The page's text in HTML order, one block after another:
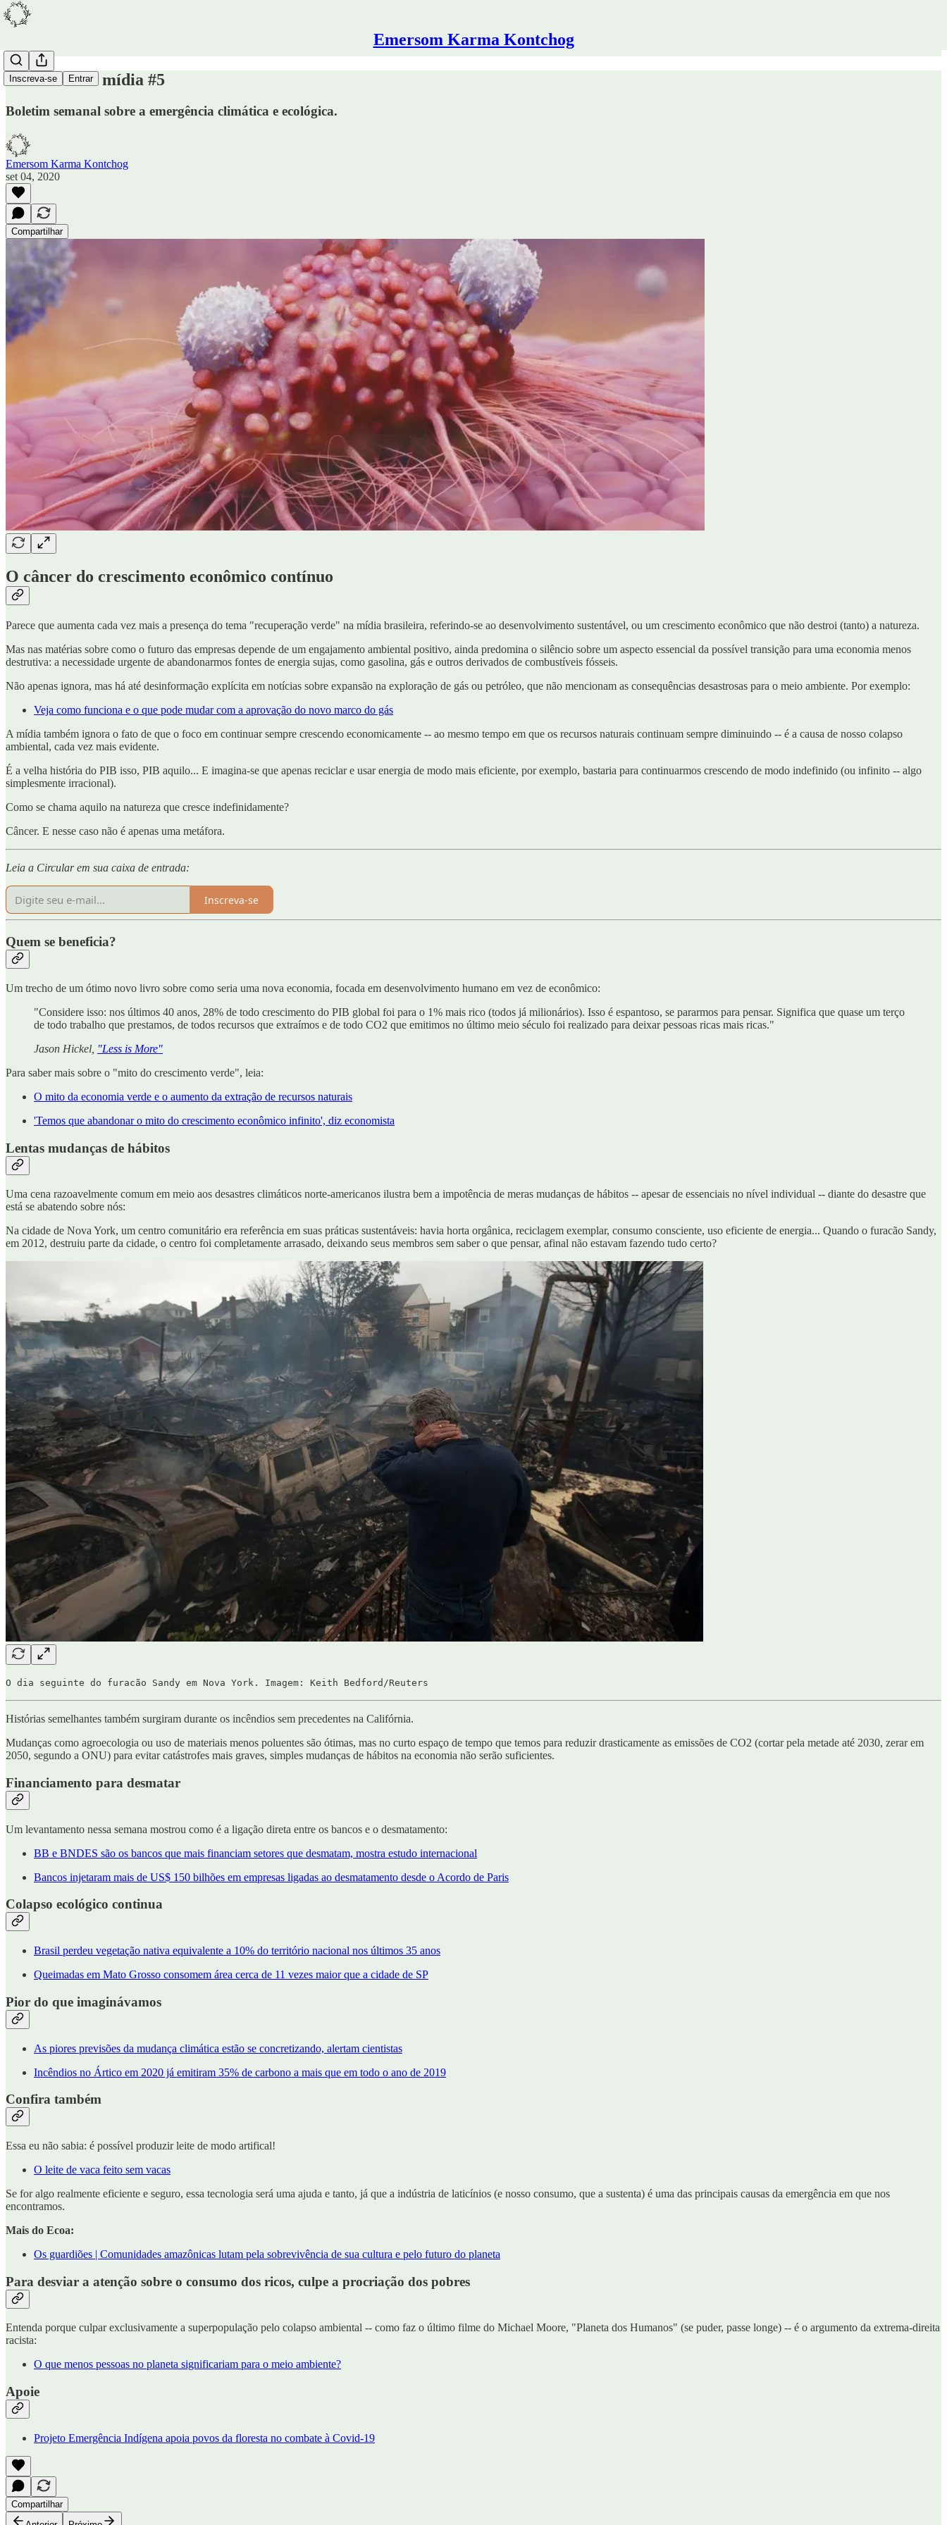
Emersom Karma Kontchog
Inscreva-se Entrar
Ambiente na mídia #5
Boletim semanal sobre a emergência climática e ecológica.
Emersom Karma Kontchog
set 04, 2020
Compartilhar
O câncer do crescimento econômico contínuo
Parece que aumenta cada vez mais a presença do tema "recuperação verde" na mídia brasileira, referindo-se ao desenvolvimento sustentável, ou um crescimento econômico que não destroi (tanto) a natureza.
Mas nas matérias sobre como o futuro das empresas depende de um engajamento ambiental positivo, ainda predomina o silêncio sobre um aspecto essencial da possível transição para uma economia menos
destrutiva: a necessidade urgente de abandonarmos fontes de energia sujas, como gasolina, gás e outros derivados de combustíveis fósseis.
Não apenas ignora, mas há até desinformação explícita em notícias sobre expansão na exploração de gás ou petróleo, que não mencionam as consequências desastrosas para o meio ambiente. Por exemplo:
Veja como funciona e o que pode mudar com a aprovação do novo marco do gás
A mídia também ignora o fato de que o foco em continuar sempre crescendo economicamente -- ao mesmo tempo em que os recursos naturais continuam sempre diminuindo -- é a causa de nosso colapso
ambiental, cada vez mais evidente.
É a velha história do PIB isso, PIB aquilo... E imagina-se que apenas reciclar e usar energia de modo mais eficiente, por exemplo, bastaria para continuarmos crescendo de modo indefinido (ou infinito -- algo
simplesmente irracional).
Como se chama aquilo na natureza que cresce indefinidamente?
Câncer. E nesse caso não é apenas uma metáfora.
Leia a Circular em sua caixa de entrada:
Inscreva-se
Quem se beneficia?
Um trecho de um ótimo novo livro sobre como seria uma nova economia, focada em desenvolvimento humano em vez de econômico:
"Considere isso: nos últimos 40 anos, 28% de todo crescimento do PIB global foi para o 1% mais rico (todos já milionários). Isso é espantoso, se pararmos para pensar. Significa que quase um terço
de todo trabalho que prestamos, de todos recursos que extraímos e de todo CO2 que emitimos no último meio século foi realizado para deixar pessoas ricas mais ricas."
Jason Hickel, "Less is More"
Para saber mais sobre o "mito do crescimento verde", leia:
O mito da economia verde e o aumento da extração de recursos naturais
'Temos que abandonar o mito do crescimento econômico infinito', diz economista
Lentas mudanças de hábitos
Uma cena razoavelmente comum em meio aos desastres climáticos norte-americanos ilustra bem a impotência de meras mudanças de hábitos -- apesar de essenciais no nível individual -- diante do desastre que
está se abatendo sobre nós:
Na cidade de Nova York, um centro comunitário era referência em suas práticas sustentáveis: havia horta orgânica, reciclagem exemplar, consumo consciente, uso eficiente de energia... Quando o furacão Sandy,
em 2012, destruiu parte da cidade, o centro foi completamente arrasado, deixando seus membros sem saber o que pensar, afinal não estavam fazendo tudo certo?
O dia seguinte do furacão Sandy em Nova York. Imagem: Keith Bedford/Reuters
Histórias semelhantes também surgiram durante os incêndios sem precedentes na Califórnia.
Mudanças como agroecologia ou uso de materiais menos poluentes são ótimas, mas no curto espaço de tempo que temos para reduzir drasticamente as emissões de CO2 (cortar pela metade até 2030, zerar em
2050, segundo a ONU) para evitar catástrofes mais graves, simples mudanças de hábitos na economia não serão suficientes.
Financiamento para desmatar
Um levantamento nessa semana mostrou como é a ligação direta entre os bancos e o desmatamento:
BB e BNDES são os bancos que mais financiam setores que desmatam, mostra estudo internacional
Bancos injetaram mais de US$ 150 bilhões em empresas ligadas ao desmatamento desde o Acordo de Paris
Colapso ecológico continua
Brasil perdeu vegetação nativa equivalente a 10% do território nacional nos últimos 35 anos
Queimadas em Mato Grosso consomem área cerca de 11 vezes maior que a cidade de SP
Pior do que imaginávamos
As piores previsões da mudança climática estão se concretizando, alertam cientistas
Incêndios no Ártico em 2020 já emitiram 35% de carbono a mais que em todo o ano de 2019
Confira também
Essa eu não sabia: é possível produzir leite de modo artifical!
O leite de vaca feito sem vacas
Se for algo realmente eficiente e seguro, essa tecnologia será uma ajuda e tanto, já que a indústria de laticínios (e nosso consumo, que a sustenta) é uma das principais causas da emergência em que nos
encontramos.
Mais do Ecoa:
Os guardiões | Comunidades amazônicas lutam pela sobrevivência de sua cultura e pelo futuro do planeta
Para desviar a atenção sobre o consumo dos ricos, culpe a procriação dos pobres
Entenda porque culpar exclusivamente a superpopulação pelo colapso ambiental -- como faz o último filme do Michael Moore, "Planeta dos Humanos" (se puder, passe longe) -- é o argumento da extrema-direita
racista:
O que menos pessoas no planeta significariam para o meio ambiente?
Apoie
Projeto Emergência Indígena apoia povos da floresta no combate à Covid-19
Compartilhar